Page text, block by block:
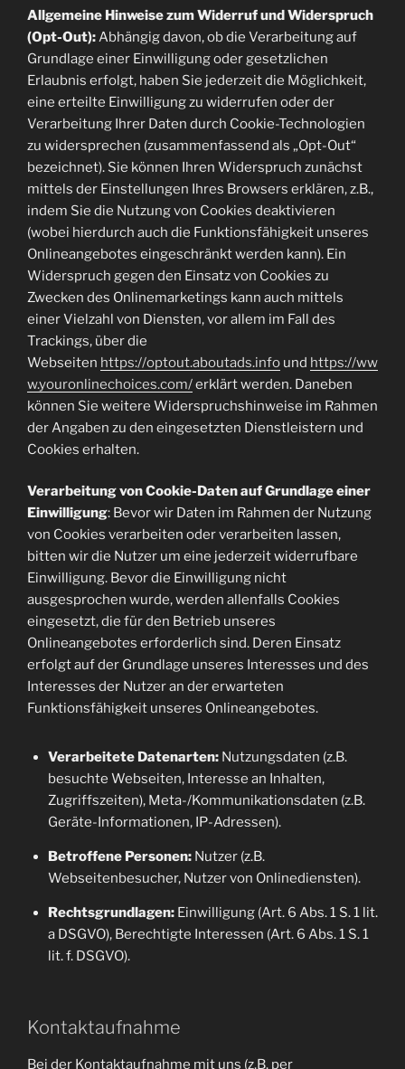
Allgemeine Hinweise zum Widerruf und Widerspruch
(Opt-Out): Abhängig davon, ob die Verarbeitung auf
Grundlage einer Einwilligung oder gesetzlichen
Erlaubnis erfolgt, haben Sie jederzeit die Möglichkeit,
eine erteilte Einwilligung zu widerrufen oder der
Verarbeitung Ihrer Daten durch Cookie-Technologien
zu widersprechen (zusammenfassend als „Opt-Out“
bezeichnet). Sie können Ihren Widerspruch zunächst
mittels der Einstellungen Ihres Browsers erklären, z.B.,
indem Sie die Nutzung von Cookies deaktivieren
(wobei hierdurch auch die Funktionsfähigkeit unseres
Onlineangebotes eingeschränkt werden kann). Ein
Widerspruch gegen den Einsatz von Cookies zu
Zwecken des Onlinemarketings kann auch mittels
einer Vielzahl von Diensten, vor allem im Fall des
Trackings, über die
Webseiten https://optout.aboutads.info und https://ww
w.youronlinechoices.com/erklärt werden. Daneben
können Sie weitere Widerspruchshinweise im Rahmen
der Angaben zu den eingesetzten Dienstleistern und
Cookies erhalten.
Verarbeitung von Cookie-Daten auf Grundlage einer
Einwilligung: Bevor wir Daten im Rahmen der Nutzung
von Cookies verarbeiten oder verarbeiten lassen,
bitten wir die Nutzer um eine jederzeit widerrufbare
Einwilligung. Bevor die Einwilligung nicht
ausgesprochen wurde, werden allenfalls Cookies
eingesetzt, die für den Betrieb unseres
Onlineangebotes erforderlich sind. Deren Einsatz
erfolgt auf der Grundlage unseres Interesses und des
Interesses der Nutzer an der erwarteten
Funktionsfähigkeit unseres Onlineangebotes.
Verarbeitete Datenarten:Nutzungsdaten (z.B.
besuchte Webseiten, Interesse an Inhalten,
Zugriffszeiten), Meta-/Kommunikationsdaten (z.B.
Geräte-Informationen, IP-Adressen).
Betroffene Personen:Nutzer (z.B.
Webseitenbesucher, Nutzer von Onlinediensten).
Rechtsgrundlagen:Einwilligung (Art. 6 Abs. 1 S. 1 lit.
a DSGVO), Berechtigte Interessen (Art. 6 Abs. 1 S. 1
lit. f. DSGVO).
Kontaktaufnahme
Bei der Kontaktaufnahme mit uns (z.B. per